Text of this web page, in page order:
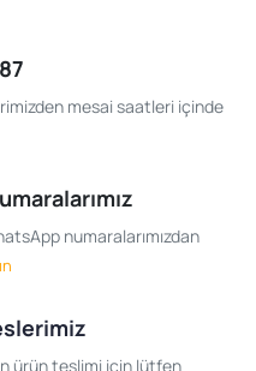
mesai saatleri içinde
numaralarımızdan
ürün teslimi için lütfen